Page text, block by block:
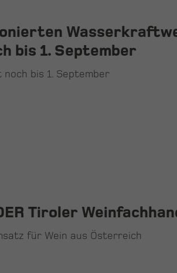
bis 1. September
bis 1. September
Tiroler
für Wein aus Österreich